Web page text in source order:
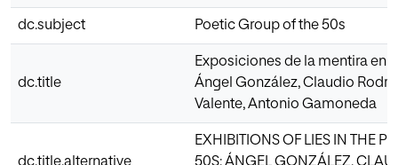
dc.subject Poetic Group of the 50s
dc.title
Exposiciones de la mentira en
Ángel González, Claudio
Valente, Antonio Gamoneda
dc.title.alternative
EXHIBITIONS OF LIES IN THE
50S: ÁNGEL GONZÁLEZ,